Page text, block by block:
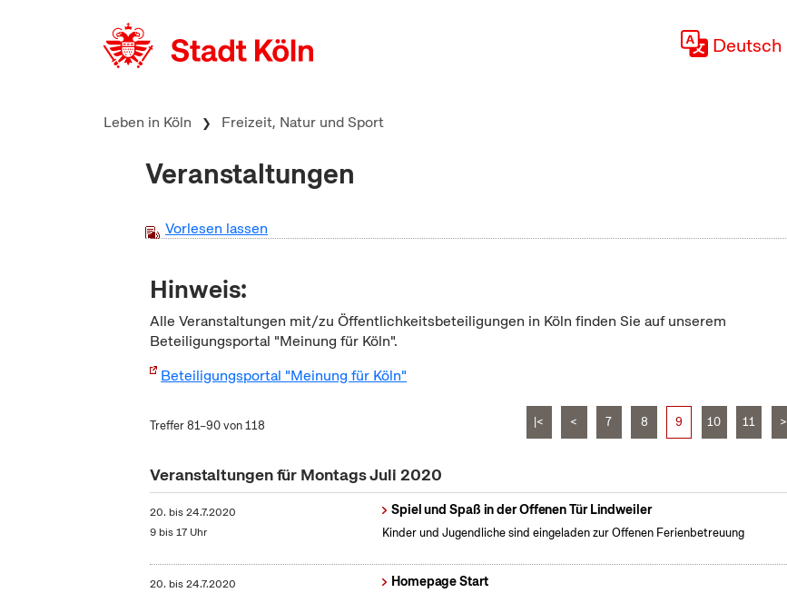
Deutsch
Leben in Köln Freizeit, Natur und Sport
Veranstaltungen
Vorlesen lassen
Hinweis:
Alle Veranstaltungen mit/zu Öffentlichkeitsbeteiligungen in Köln finden Sie auf unserem
Beteiligungsportal "Meinung für Köln".
Beteiligungsportal "Meinung für Köln"
Treffer 81–90 von 118 |< < 7 8 9 10 11 >
Veranstaltungen für Montags Juli 2020
20. bis24.7.2020
9 bis 17 Uhr
Spiel und Spaß in der Offenen Tür Lindweiler
Kinder und Jugendliche sind eingeladen zur Offenen Ferienbetreuung
20. bis24.7.2020
Homepage Start